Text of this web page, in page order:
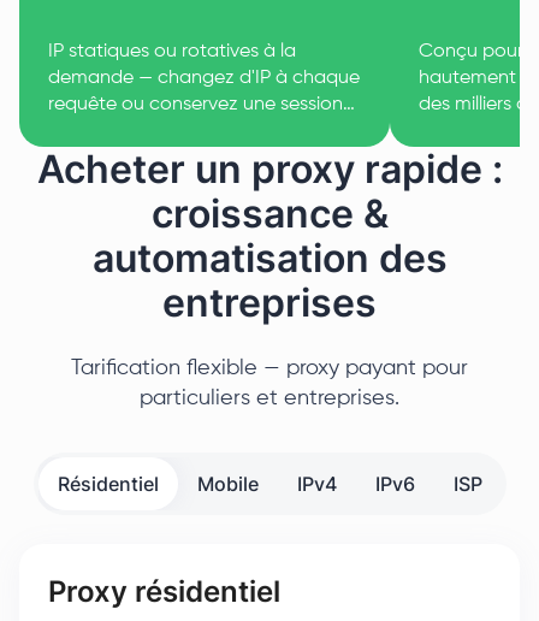
IP statiques ou rotatives à la
demande — changez d'IP à chaque
requête ou conservez une session
nécessaire.
Conçu pour
hautement
des milliers
Acheter un proxy rapide :
croissance &
automatisation des
entreprises
Tarification flexible — proxy payant pour
particuliers et entreprises.
Résidentiel Mobile IPv4 IPv6 ISP
Proxy résidentiel